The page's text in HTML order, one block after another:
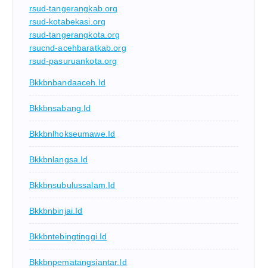
rsud-tangerangkab.org
rsud-kotabekasi.org
rsud-tangerangkota.org
rsucnd-acehbaratkab.org
rsud-pasuruankota.org
Bkkbnbandaaceh.id
Bkkbnsabang.id
Bkkbnlhokseumawe.id
Bkkbnlangsa.id
Bkkbnsubulussalam.id
Bkkbnbinjai.id
Bkkbntebingtinggi.id
Bkkbnpematangsiantar.id